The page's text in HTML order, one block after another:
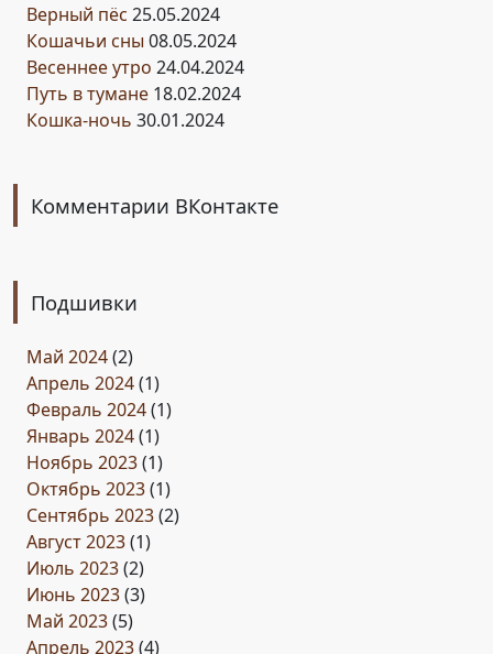
Верный пёс 25.05.2024
Кошачьи сны 08.05.2024
Весеннее утро 24.04.2024
Путь в тумане 18.02.2024
Кошка-ночь 30.01.2024
Комментарии ВКонтакте
Подшивки
Май 2024(2)
Апрель 2024(1)
Февраль 2024(1)
Январь 2024(1)
Ноябрь 2023(1)
Октябрь 2023(1)
Сентябрь 2023(2)
Август 2023(1)
Июль 2023(2)
Июнь 2023(3)
Май 2023(5)
Апрель 2023(4)